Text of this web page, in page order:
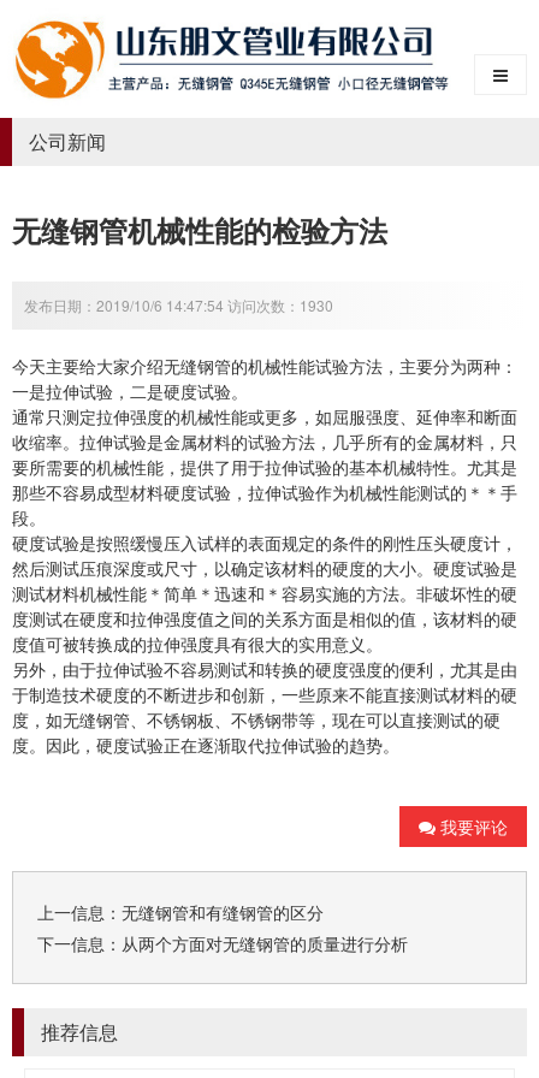
公司新闻
无缝钢管机械性能的检验方法
发布日期：2019/10/6 14:47:54 访问次数：1930
今天主要给大家介绍无缝钢管的机械性能试验方法，主要分为两种：
一是拉伸试验，二是硬度试验。
通常只测定拉伸强度的机械性能或更多，如屈服强度、延伸率和断面
收缩率。拉伸试验是金属材料的试验方法，几乎所有的金属材料，只
要所需要的机械性能，提供了用于拉伸试验的基本机械特性。尤其是
那些不容易成型材料硬度试验，拉伸试验作为机械性能测试的＊＊手
段。
硬度试验是按照缓慢压入试样的表面规定的条件的刚性压头硬度计，
然后测试压痕深度或尺寸，以确定该材料的硬度的大小。硬度试验是
测试材料机械性能＊简单＊迅速和＊容易实施的方法。非破坏性的硬
度测试在硬度和拉伸强度值之间的关系方面是相似的值，该材料的硬
度值可被转换成的拉伸强度具有很大的实用意义。
另外，由于拉伸试验不容易测试和转换的硬度强度的便利，尤其是由
于制造技术硬度的不断进步和创新，一些原来不能直接测试材料的硬
度，如无缝钢管、不锈钢板、不锈钢带等，现在可以直接测试的硬
度。因此，硬度试验正在逐渐取代拉伸试验的趋势。
我要评论
上一信息： 无缝钢管和有缝钢管的区分
下一信息： 从两个方面对无缝钢管的质量进行分析
推荐信息